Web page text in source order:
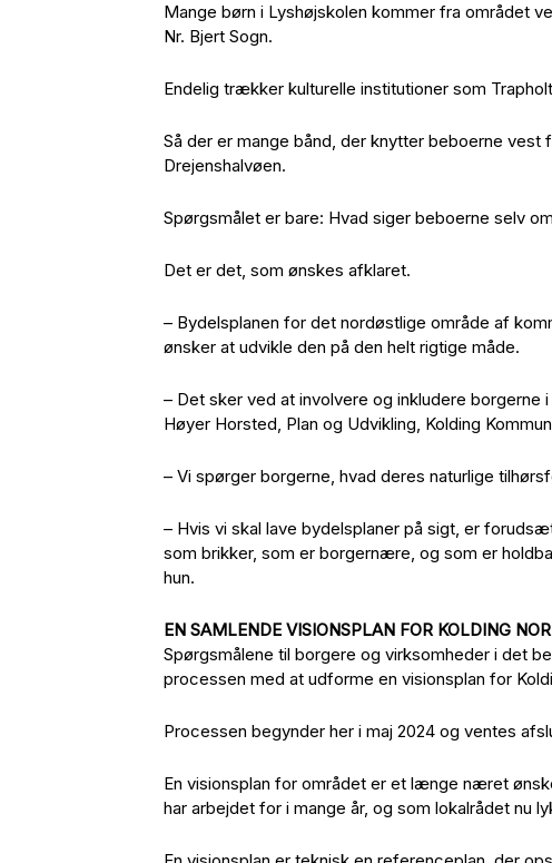
Mange børn i Lyshøjskolen kommer fra området
Nr. Bjert Sogn.
Endelig trækker kulturelle institutioner som
Så der er mange bånd, der knytter beboerne vest
Drejenshalvøen.
Spørgsmålet er bare: Hvad siger beboerne selv
Det er det, som ønskes afklaret.
– Bydelsplanen for det nordøstlige område af
ønsker at udvikle den på den helt rigtige måde.
– Det sker ved at involvere og inkludere
Høyer Horsted, Plan og Udvikling, Kolding
– Vi spørger borgerne, hvad deres naturlige
– Hvis vi skal lave bydelsplaner på sigt, er
som brikker, som er borgernære, og som er
hun.
EN SAMLENDE VISIONSPLAN FOR KOLDING
Spørgsmålene til borgere og virksomheder i det
processen med at udforme en visionsplan for
Processen begynder her i maj 2024 og ventes
En visionsplan for området er et længe næret
har arbejdet for i mange år, og som lokalrådet nu